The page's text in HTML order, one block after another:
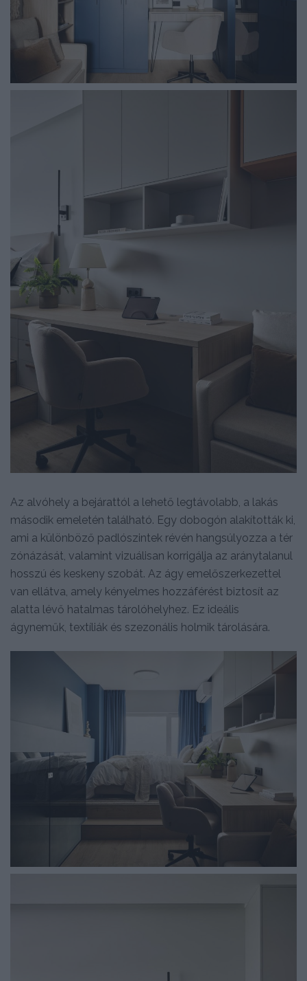
Az alvóhely a bejárattól a lehető legtávolabb, a lakás
második emeletén található. Egy dobogón alakították ki,
ami a különböző padlószintek révén hangsúlyozza a tér
zónázását, valamint vizuálisan korrigálja az aránytalanul
hosszú és keskeny szobát. Az ágy emelőszerkezettel
van ellátva, amely kényelmes hozzáférést biztosít az
alatta lévő hatalmas tárolóhelyhez. Ez ideális
ágyneműk, textíliák és szezonális holmik tárolására.